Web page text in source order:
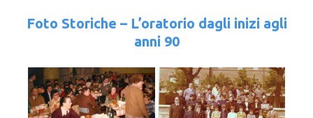
Foto Storiche – L’oratorio dagli inizi agli
anni 90